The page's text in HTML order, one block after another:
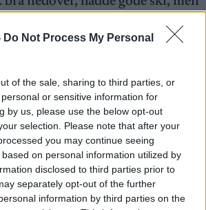
Do Not Process My Personal
of the sale, sharing to third parties, or
or sensitive information for
by us, please use the below opt-out
selection. Please note that after your
you may continue seeing
on personal information utilized by
disclosed to third parties prior to
separately opt-out of the further
information by third parties on the
men greide det så vidt på
ukjent polakk. Vi hadde samme
men sansynligvis hadde han hatt
som jeg hadde.
jeg aldri at jeg skulle gå
hadde en god spurt. Da jeg kom i
bare lei meg for at jeg ikke
dette mesterskapet.